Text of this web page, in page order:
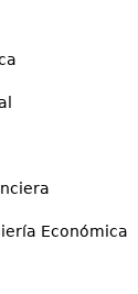
Económica